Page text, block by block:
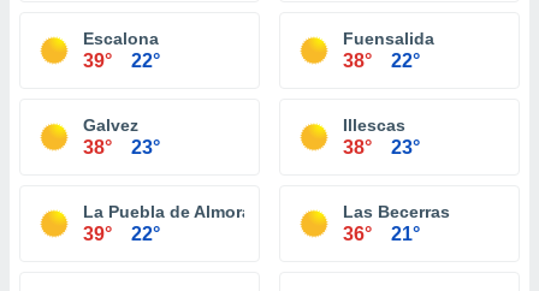
Escalona
39° 22°
Fuensalida
38° 22°
Galvez
38° 23°
Illescas
38° 23°
La Puebla de Almoradiel
39° 22°
Las Becerras
36° 21°